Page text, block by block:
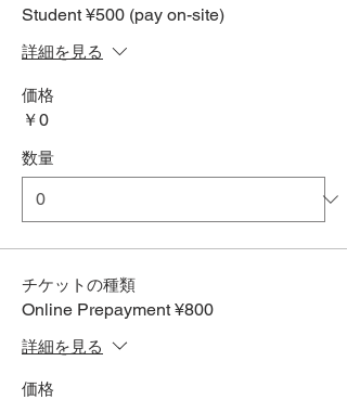
Student ¥500 (pay on-site)
詳細を見る
価格
￥0
数量
チケットの種類
Online Prepayment ¥800
詳細を見る
価格